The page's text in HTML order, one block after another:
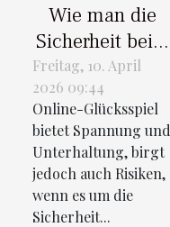
Wie man die
Sicherheit beim
Online-
Glücksspiel
sicherstellt
Freitag, 10. April
2026 09:44
Online-Glücksspiel
bietet Spannung und
Unterhaltung, birgt
jedoch auch Risiken,
wenn es um die
Sicherheit...